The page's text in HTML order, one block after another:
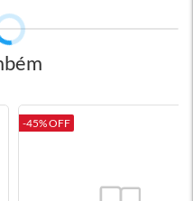
-45% OFF